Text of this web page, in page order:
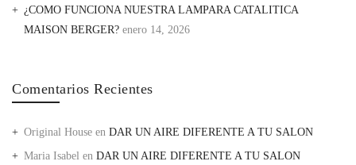
¿COMO FUNCIONA NUESTRA LAMPARA CATALITICA
MAISON BERGER? enero 14, 2026
Comentarios Recientes
Original House en DAR UN AIRE DIFERENTE A TU SALON
Maria Isabel en DAR UN AIRE DIFERENTE A TU SALON